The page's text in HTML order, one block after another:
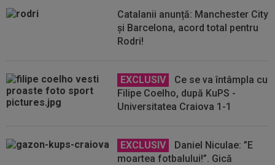
Catalanii anunță: Manchester City
și Barcelona, acord total pentru
Rodri!
EXCLUSIV
Ce se va întâmpla cu
Filipe Coelho, după KuPS -
Universitatea Craiova 1-1
EXCLUSIV
Daniel Niculae: ”E
moartea fotbalului!”. Gică